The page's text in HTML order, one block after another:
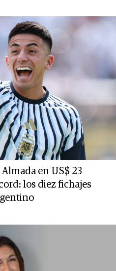
en US$ 23
los diez fichajes